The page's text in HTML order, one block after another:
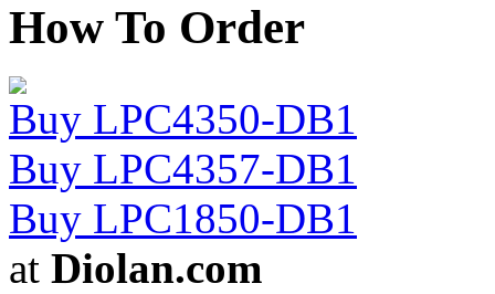
How To Order
Buy LPC4350-DB1
Buy LPC4357-DB1
Buy LPC1850-DB1
at Diolan.com